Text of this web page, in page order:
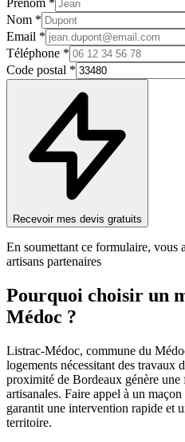
Prénom *
Nom *
Email *
Téléphone *
Code postal *
Recevoir mes devis gratuits
En soumettant ce formulaire, vous
artisans partenaires
Pourquoi choisir un
Médoc ?
Listrac-Médoc, commune du
logements nécessitant des travaux
proximité de Bordeaux génère
artisanales. Faire appel à un maçon
garantit une intervention rapide et
territoire.